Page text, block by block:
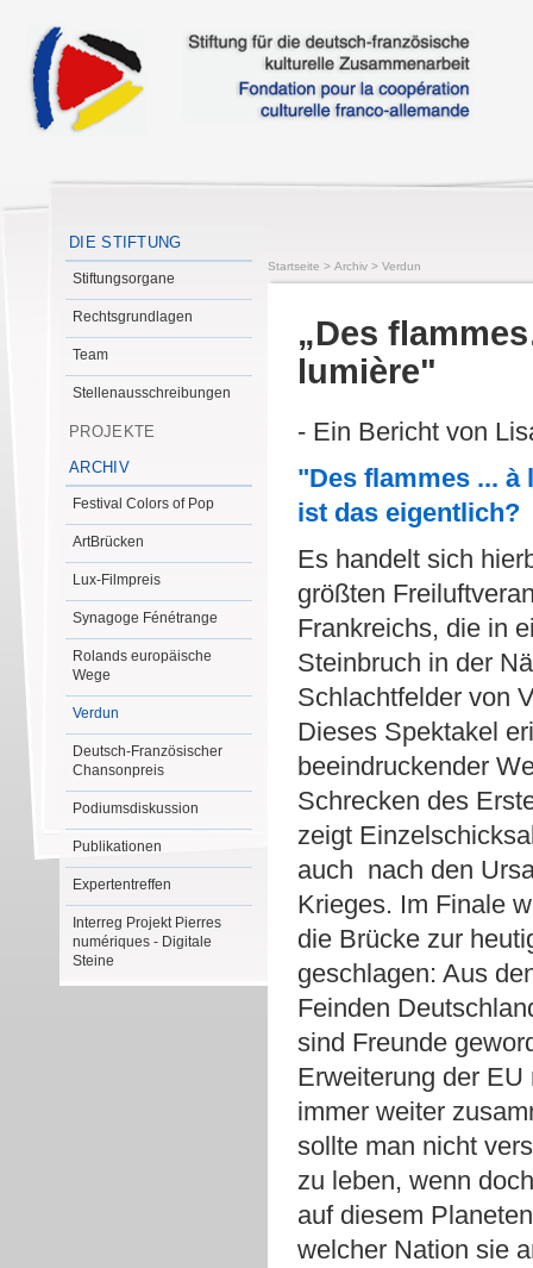
DIE STIFTUNG
Stiftungsorgane
Rechtsgrundlagen
Team
Stellenausschreibungen
PROJEKTE
ARCHIV
Festival Colors of Pop
ArtBrücken
Lux-Filmpreis
Synagoge Fénétrange
Rolands europäische
Wege
Verdun
Deutsch-Französischer
Chansonpreis
Podiumsdiskussion
Publikationen
Expertentreffen
Interreg Projekt Pierres
numériques - Digitale
Steine
Startseite > Archiv > Verdun
„Des
lumière"
- Ein Bericht von
"Des flammes ... à
ist das eigentlich?
Es handelt sich
größten
Frankreichs, die in
Steinbruch in der
Schlachtfelder von
Dieses Spektakel
beeindruckender
Schrecken des
zeigt
auch nach den
Krieges. Im Finale
die Brücke zur
geschlagen: Aus
Feinden
sind Freunde
Erweiterung der
immer weiter
sollte man nicht
zu leben, wenn
auf diesem
welcher Nation sie